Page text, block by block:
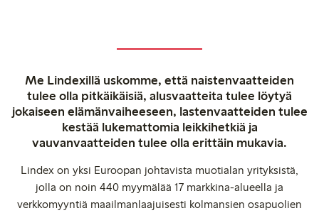
Me Lindexillä uskomme, että naistenvaatteiden
tulee olla pitkäikäisiä, alusvaatteita tulee löytyä
jokaiseen elämänvaiheeseen, lastenvaatteiden tulee
kestää lukemattomia leikkihetkiä ja
vauvanvaatteiden tulee olla erittäin mukavia.
Lindex on yksi Euroopan johtavista muotialan yrityksistä,
jolla on noin 440 myymälää 17 markkina-alueella ja
verkkomyyntiä maailmanlaajuisesti kolmansien osapuolien